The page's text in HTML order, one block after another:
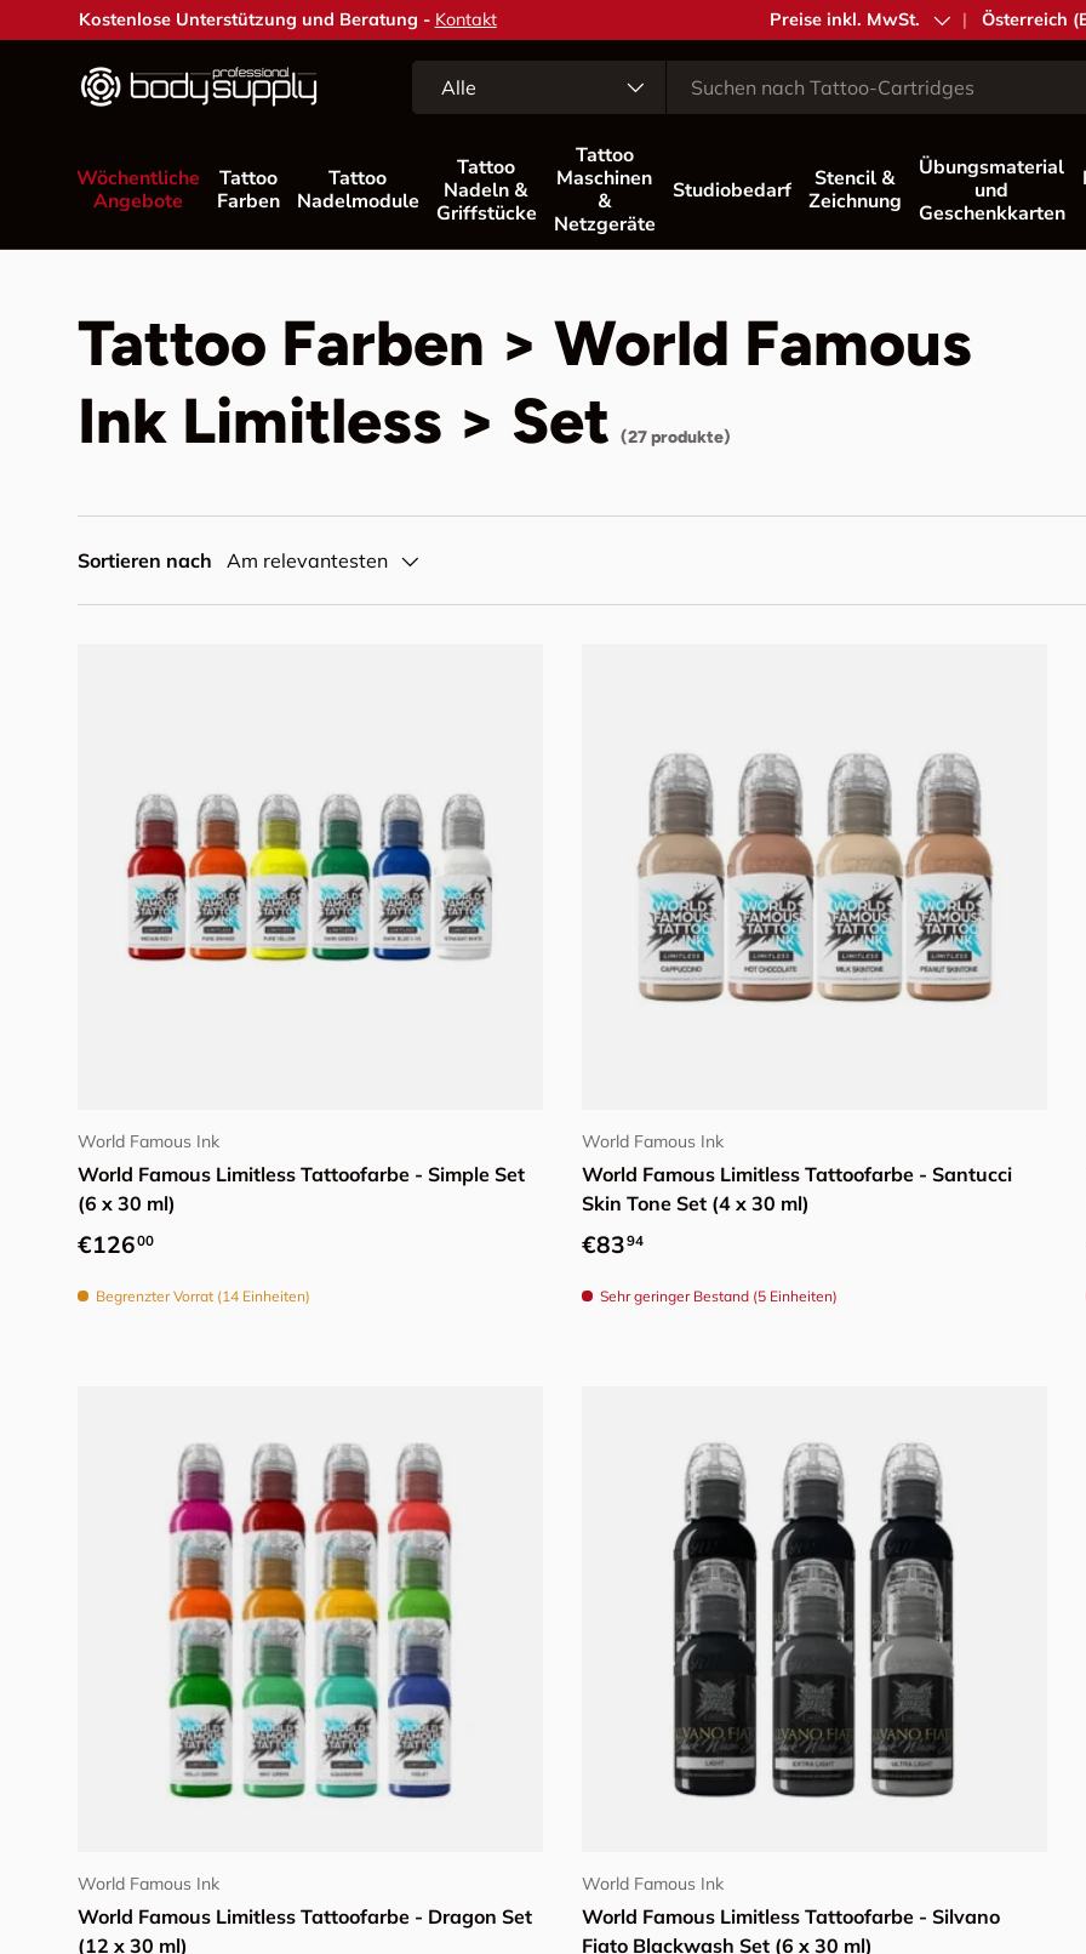
Direkt zum Inhalt
Kostenlose Unterstützung und Beratung - Kontakt MwSt.
Preise inkl. MwSt. Land/Region
Österreich
Alle
Wöchentliche
Angebote
Tattoo
Farben
Tattoo
Nadelmodule
Tattoo
Nadeln &
Griffstücke
Tattoo
Maschinen
&
Netzgeräte
Studiobedarf
Stencil &
Zeichnung
Übungsmaterial
und
Geschenkkarten
Tattoo Farben > World Famous
Ink Limitless > Set (27 produkte)
Sortieren nach Am relevantesten
World Famous Ink
World Famous Limitless Tattoofarbe - Simple Set
(6 x 30 ml)
Normaler Preis
€12600
Begrenzter Vorrat (14 Einheiten)
World Famous Ink
World Famous Limitless Tattoofarbe - Santucci
Skin Tone Set (4 x 30 ml)
Normaler Preis
€8394
Sehr geringer Bestand (5 Einheiten)
World Famous Ink
World Famous Limitless Tattoofarbe - Dragon Set
(12 x 30 ml)
World Famous Ink
World Famous Limitless Tattoofarbe - Silvano
Fiato Blackwash Set (6 x 30 ml)